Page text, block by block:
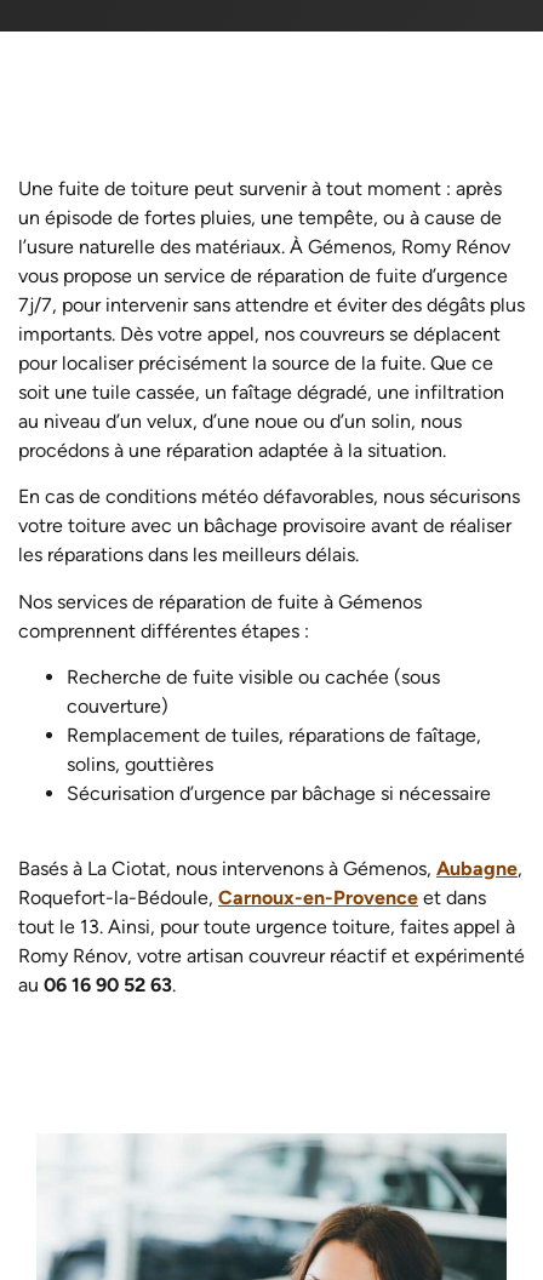
Une fuite de toiture peut survenir à tout moment : après
un épisode de fortes pluies, une tempête, ou à cause de
l’usure naturelle des matériaux. À Gémenos, Romy Rénov
vous propose un service de réparation de fuite d’urgence
7j/7, pour intervenir sans attendre et éviter des dégâts plus
importants. Dès votre appel, nos couvreurs se déplacent
pour localiser précisément la source de la fuite. Que ce
soit une tuile cassée, un faîtage dégradé, une infiltration
au niveau d’un velux, d’une noue ou d’un solin, nous
procédons à une réparation adaptée à la situation.
En cas de conditions météo défavorables, nous sécurisons
votre toiture avec un bâchage provisoire avant de réaliser
les réparations dans les meilleurs délais.
Nos services de réparation de fuite à Gémenos
comprennent différentes étapes :
Recherche de fuite visible ou cachée (sous
couverture)
Remplacement de tuiles, réparations de faîtage,
solins, gouttières
Sécurisation d’urgence par bâchage si nécessaire
Basés à La Ciotat, nous intervenons à Gémenos, Aubagne,
Roquefort-la-Bédoule, Carnoux-en-Provence et dans
tout le 13. Ainsi, pour toute urgence toiture, faites appel à
Romy Rénov, votre artisan couvreur réactif et expérimenté
au 06 16 90 52 63.